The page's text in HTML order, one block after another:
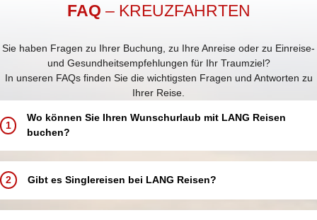
FAQ – KREUZFAHRTEN
Sie haben Fragen zu Ihrer Buchung, zu Ihre Anreise oder zu Einreise-
und Gesundheitsempfehlungen für Ihr Traumziel?
In unseren FAQs finden Sie die wichtigsten Fragen und Antworten zu
Ihrer Reise.
1
Wo können Sie Ihren Wunschurlaub mit LANG Reisen
buchen?
Buchen Sie Ihren Traumurlaub ganz einfach und bequem:
In einem unserer 5 LANG Reisebüros in Annaberg-Buchholz, Aue,
Chemnitz, Schwarzenberg und Zwickau
2 Gibt es Singlereisen bei LANG Reisen?
Bei LANG Reisen bieten wir keine speziellen Singlereisen an.